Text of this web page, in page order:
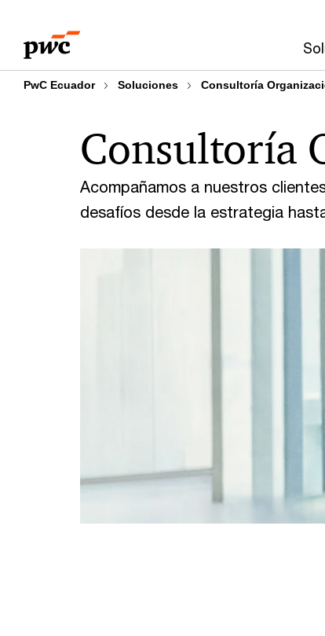
content
footer
PwC Ecuador Soluciones Consultoría
Acompañamos a nuestros
desafíos desde la estrategia
Consultoría